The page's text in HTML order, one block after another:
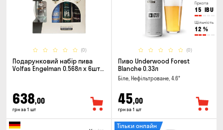
(0)
Подарунковий набір пива
Volfas Engelman 0.568л x 6шт +
638,00
грн за 1 шт
Гіркота
15 IBU
Щільність
12 %
(0)
Пиво Underwood Forest
Blanche 0.33л
Біле, Нефільтроване, 4.6°
45,00
грн за 1 шт
Тільки онлайн